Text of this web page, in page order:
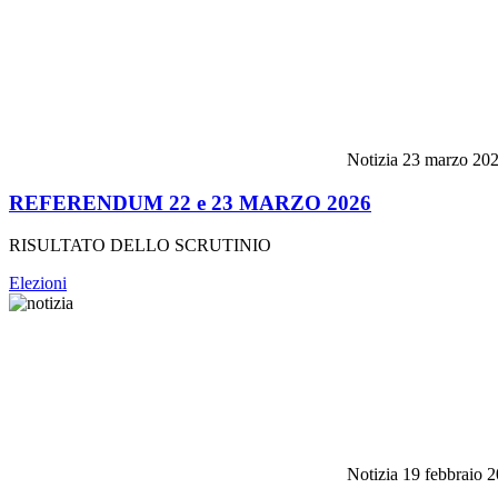
Notizia 23 marzo
REFERENDUM 22 e 23 MARZO 2026
RISULTATO DELLO SCRUTINIO
Elezioni
Notizia 19 febbraio